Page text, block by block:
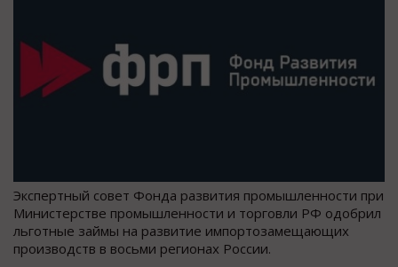
Экспертный совет Фонда развития промышленности при
Министерстве промышленности и торговли РФ одобрил
льготные займы на развитие импортозамещающих
производств в восьми регионах России.